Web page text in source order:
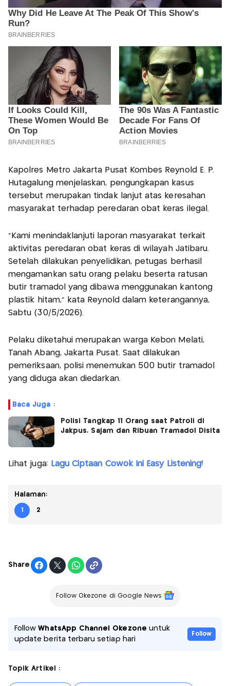
Kapolres Metro Jakarta Pusat Kombes Reynold E. P.
Hutagalung menjelaskan, pengungkapan kasus
tersebut merupakan tindak lanjut atas keresahan
masyarakat terhadap peredaran obat keras ilegal.
“Kami menindaklanjuti laporan masyarakat terkait
aktivitas peredaran obat keras di wilayah Jatibaru.
Setelah dilakukan penyelidikan, petugas berhasil
mengamankan satu orang pelaku beserta ratusan
butir tramadol yang dibawa menggunakan kantong
plastik hitam,” kata Reynold dalam keterangannya,
Sabtu (30/5/2026).
Pelaku diketahui merupakan warga Kebon Melati,
Tanah Abang, Jakarta Pusat. Saat dilakukan
pemeriksaan, polisi menemukan 500 butir tramadol
yang diduga akan diedarkan.
Baca Juga :
Polisi Tangkap 11 Orang saat Patroli di
Jakpus, Sajam dan Ribuan Tramadol Disita
Lihat juga: Lagu Ciptaan Cowok Ini Easy Listening!
Halaman:
1 2
Share
Follow Okezone di Google News
FollowWhatsApp Channel Okezone untuk
update berita terbaru setiap hari
Follow
Topik Artikel :